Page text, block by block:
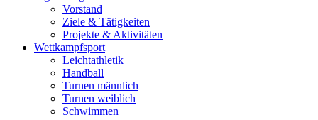
Vorstand
Ziele & Tätigkeiten
Projekte & Aktivitäten
Wettkampfsport
Leichtathletik
Handball
Turnen männlich
Turnen weiblich
Schwimmen